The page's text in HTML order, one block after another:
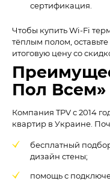
сертификация.
Чтобы купить Wi-Fi
тёплым полом,
итоговую цену со
Пол Всем»
Компания TPV с 2014
квартир в Украине.
бесплатный
дизайн стены;
помощь с